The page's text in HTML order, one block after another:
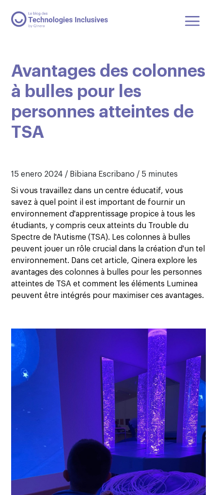
Avantages des colonnes
à bulles pour les
personnes atteintes de
TSA
15 enero 2024 / Bibiana Escribano / 5 minutes
Si vous travaillez dans un centre éducatif, vous
savez à quel point il est important de fournir un
environnement d'apprentissage propice à tous les
étudiants, y compris ceux atteints du Trouble du
Spectre de l'Autisme (TSA). Les colonnes à bulles
peuvent jouer un rôle crucial dans la création d'un tel
environnement. Dans cet article, Qinera explore les
avantages des colonnes à bulles pour les personnes
atteintes de TSA et comment les éléments Luminea
peuvent être intégrés pour maximiser ces avantages.